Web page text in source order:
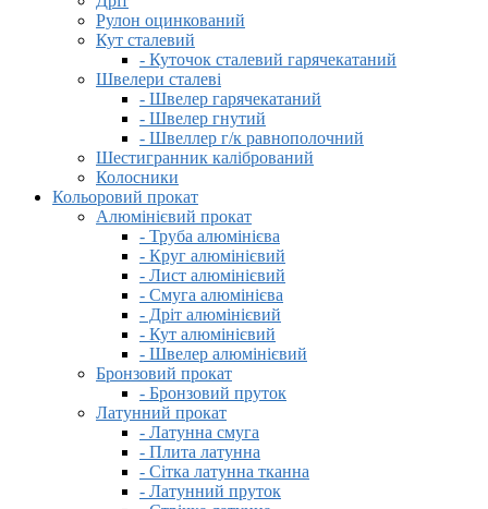
Рулон оцинкований
Кут сталевий
- Куточок сталевий гарячекатаний
Швелери сталеві
- Швелер гарячекатаний
- Швелер гнутий
- Швеллер г/к равнополочний
Шестигранник калібрований
Колосники
Кольоровий прокат
Алюмінієвий прокат
- Труба алюмінієва
- Круг алюмінієвий
- Лист алюмінієвий
- Смуга алюмінієва
- Дріт алюмінієвий
- Кут алюмінієвий
- Швелер алюмінієвий
Бронзовий прокат
- Бронзовий пруток
Латунний прокат
- Латунна смуга
- Плита латунна
- Сітка латунна тканна
- Латунний пруток